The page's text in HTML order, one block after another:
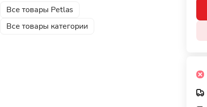
Все товары Petlas
Все товары категории